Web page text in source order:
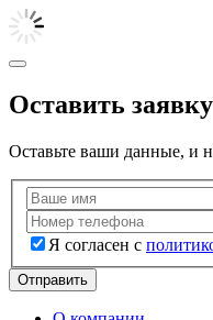
Оставить заявку
Оставьте ваши данные, и
Я согласен с
Отправить